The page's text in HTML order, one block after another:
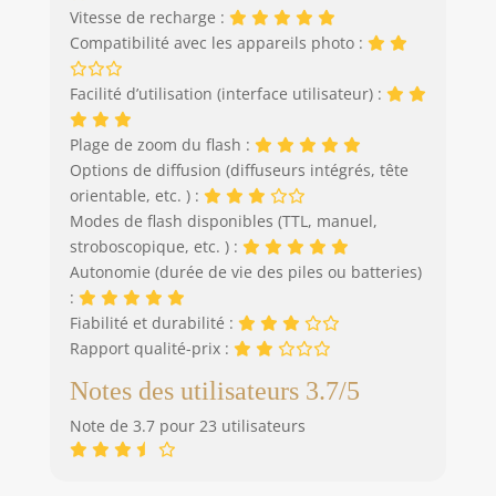
pratique de le
garder et de le
moment, ce qui est
: le diffuseur a une
conception pliable
qui ne peut être
stocké qu'en le
tordant et le pliant
doucement à la
attendant la
prochaine
utilisation. Effet de
lumière douce
blanc translucide
Vitesse de recharge :
Compatibilité avec les appareils photo :
Facilité d’utilisation (interface utilisateur) :
Plage de zoom du flash :
Options de diffusion (diffuseurs intégrés, tête
orientable, etc. ) :
Modes de flash disponibles (TTL, manuel,
stroboscopique, etc. ) :
Autonomie (durée de vie des piles ou batteries)
:
Fiabilité et durabilité :
Rapport qualité-prix :
Notes des utilisateurs 3.7/5
Note de 3.7 pour 23 utilisateurs